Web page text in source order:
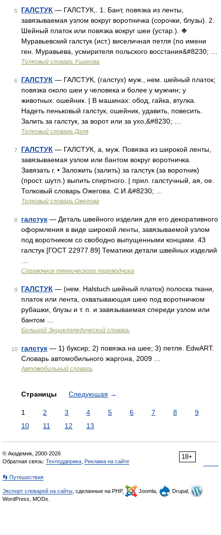
5 ГАЛСТУК — ГАЛСТУК,. 1. Бант, повязка из ленты,
завязываемая узлом вокруг воротничка (сорочки, блузы). 2.
Шейный платок или повязка вокруг шеи (устар.). ❖
Муравьевский галстук (ист.) виселичная петля (по имени
ген. Муравьева, усмирителя польского восстания&#8230; …
Толковый словарь Ушакова
6 ГАЛСТУК — ГАЛСТУК, (галстух) муж., нем. шейный платок;
повязка около шеи у человека и более у мужчин; у
животных: ошейник. | В машинах: обод, гайка, втулка.
Надеть пеньковый галстук, ошейник, удавить, повесить.
Залить за галстук, за ворот или за ухо,&#8230; …
Толковый словарь Даля
7 ГАЛСТУК — ГАЛСТУК, а, муж. Повязка из широкой ленты,
завязываемая узлом или бантом вокруг воротничка.
Завязать г. • Заложить (залить) за галстук (за воротник)
(прост. шутл.) выпить спиртного. | прил. галстучный, ая, ое.
Толковый словарь Ожегова. С.И.&#8230; …
Толковый словарь Ожегова
8 галстук — Деталь швейного изделия для его декоративного
оформления в виде широкой ленты, завязываемой узлом
под воротником со свободно выпущенными концами. 43
галстук [ГОСТ 22977 89] Тематики детали швейных изделий
Справочник технического переводчика
9 ГАЛСТУК — (нем. Halstuch шейный платок) полоска ткани,
платок или лента, охватывающая шею под воротничком
рубашки, блузы и т. п. и завязываемая спереди узлом или
бантом …
Большой Энциклопедический словарь
10 галстук — 1) буксир; 2) повязка на шее; 3) петля. EdwART.
Словарь автомобильного жаргона, 2009 …
Автомобильный словарь
Страницы Следующая →
1 2 3 4 5 6 7 8
9
10
11 12 13
18+
© Академик, 2000-2026
Обратная связь: Техподдержка Реклама на сайте
👣 Путешествия
Экспорт словарей на сайты , сделанные на PHP, Joomla,
Drupal,
WordPress, MODx.